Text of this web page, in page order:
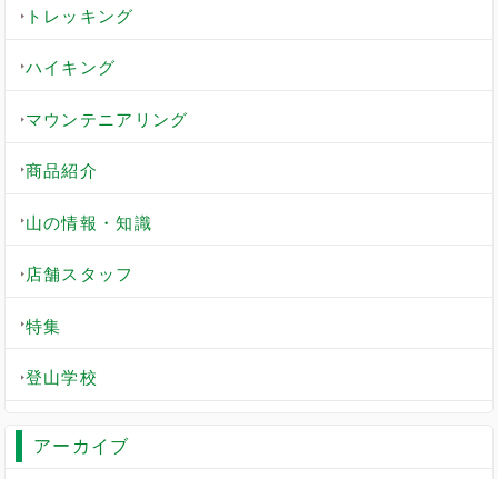
トレッキング
ハイキング
マウンテニアリング
商品紹介
山の情報・知識
店舗スタッフ
特集
登山学校
アーカイブ